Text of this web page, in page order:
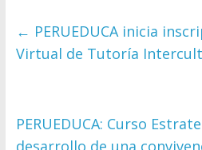
← PERUEDUCA inicia
Virtual de Tutoría
PERUEDUCA: Curso